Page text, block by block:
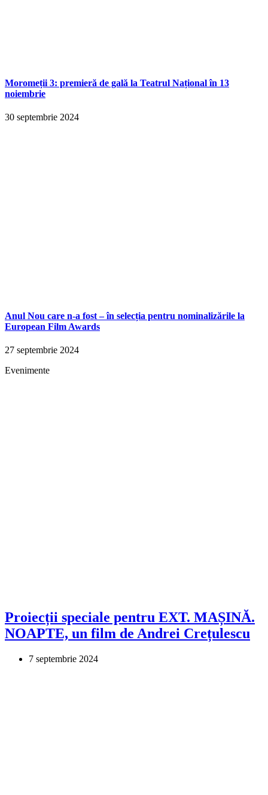
Moromeții 3: premieră de gală la Teatrul Național în 13
noiembrie
30 septembrie 2024
Anul Nou care n-a fost – în selecția pentru nominalizările la
European Film Awards
27 septembrie 2024
Evenimente
Proiecții speciale pentru EXT. MAȘINĂ.
NOAPTE, un film de Andrei Crețulescu
7 septembrie 2024